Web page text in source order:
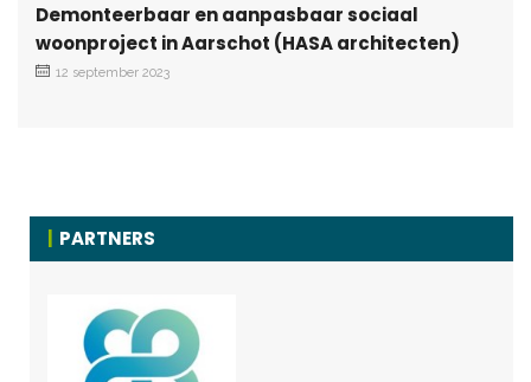
Demonteerbaar en aanpasbaar sociaal
woonproject in Aarschot (HASA architecten)
12 september 2023
PARTNERS